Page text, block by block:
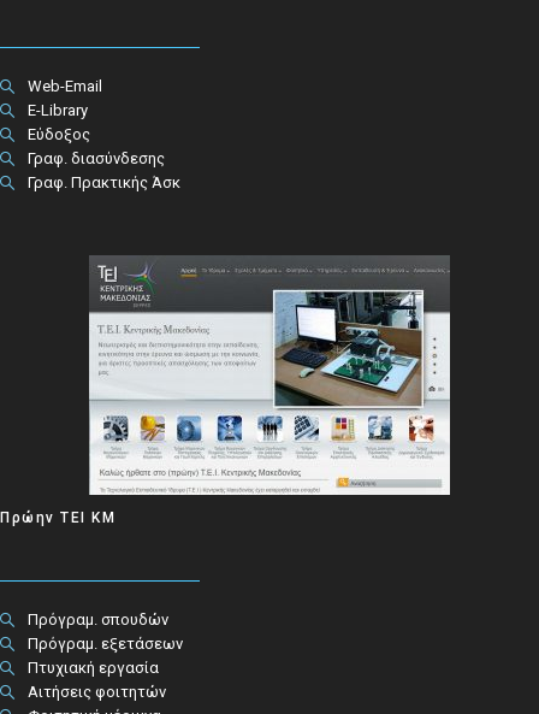
Web-Email
E-Library
Εύδοξος
Γραφ. διασύνδεσης
Γραφ. Πρακτικής Άσκ
Πρώην ΤΕΙ ΚΜ
Πρόγραμ. σπουδών
Πρόγραμ. εξετάσεων
Πτυχιακή εργασία
Αιτήσεις φοιτητών